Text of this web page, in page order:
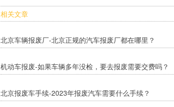
相关文章
北京车辆报废厂-北京正规的汽车报废厂都在哪里？
机动车报废-如果车辆多年没检，要去报废需要交费吗？
北京报废车手续-2023年报废汽车需要什么手续？